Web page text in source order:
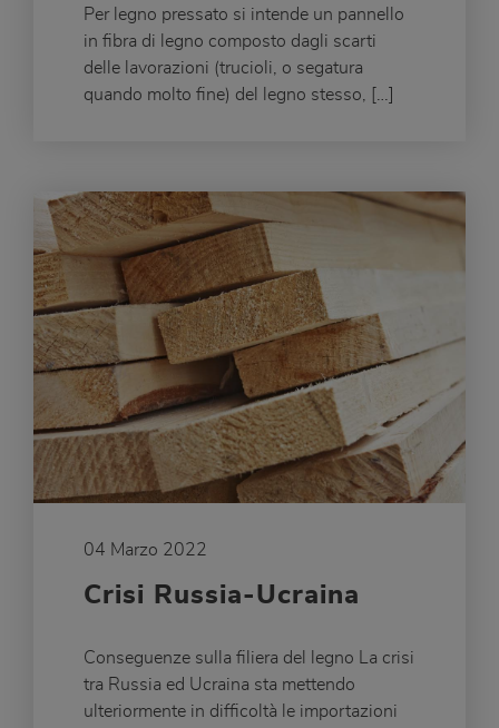
Per legno pressato si intende un pannello
in fibra di legno composto dagli scarti
delle lavorazioni (trucioli, o segatura
quando molto fine) del legno stesso, […]
04 Marzo 2022
Crisi Russia-Ucraina
Conseguenze sulla filiera del legno La crisi
tra Russia ed Ucraina sta mettendo
ulteriormente in difficoltà le importazioni